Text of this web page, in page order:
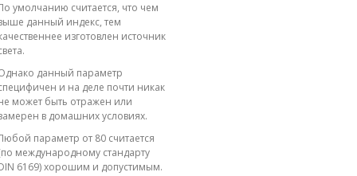
умолчанию считается, что чем
данный индекс, тем
изготовлен источник
данный параметр
и на деле почти никак
может быть отражен или
в домашних условиях.
параметр от 80 считается
международному стандарту
6169) хорошим и допустимым.